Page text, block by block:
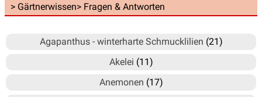
> Gärtnerwissen> Fragen & Antworten
Agapanthus - winterharte Schmucklilien (21)
Akelei (11)
Anemonen (17)